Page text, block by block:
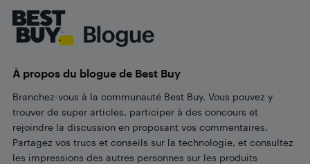
À propos du blogue de Best Buy
Branchez-vous à la communauté Best Buy. Vous pouvez y
trouver de super articles, participer à des concours et
rejoindre la discussion en proposant vos commentaires.
Partagez vos trucs et conseils sur la technologie, et consultez
les impressions des autres personnes sur les produits